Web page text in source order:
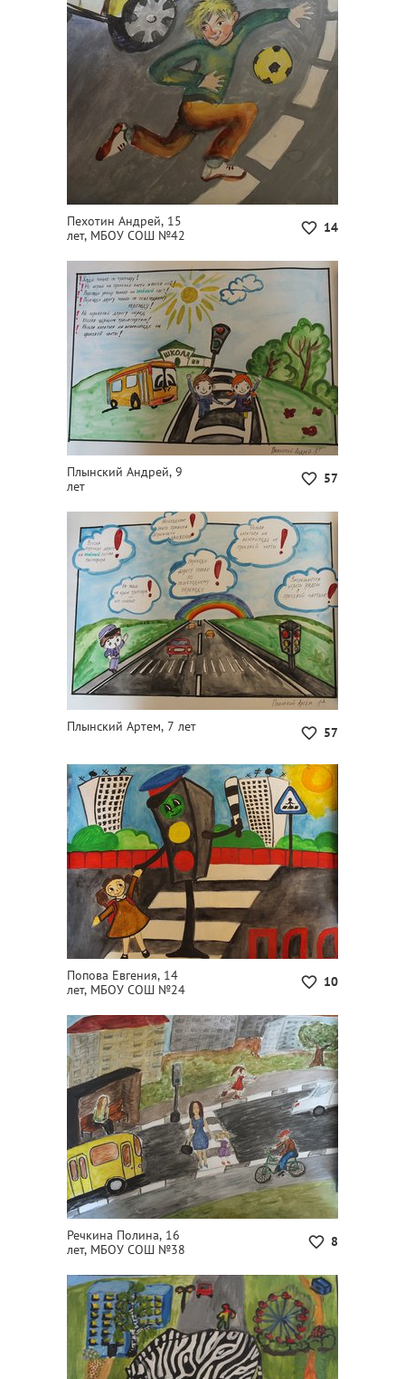
14
Пехотин Андрей, 15
лет, МБОУ СОШ №42
57
Плынский Андрей, 9
лет
57
Плынский Артем, 7 лет
10
Попова Евгения, 14
лет, МБОУ СОШ №24
8
Речкина Полина, 16
лет, МБОУ СОШ №38